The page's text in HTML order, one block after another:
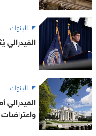
البنوك
البنوك